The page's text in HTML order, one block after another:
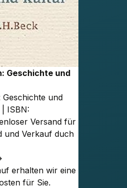
Geschichte und
Geschichte und
ISBN:
Versand für
und Verkauf duch
erhalten wir eine
für Sie.